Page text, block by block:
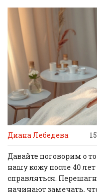
Диана Лебедева
Давайте поговорим о
нашу кожу после 40
справляться.
начинают замечать,